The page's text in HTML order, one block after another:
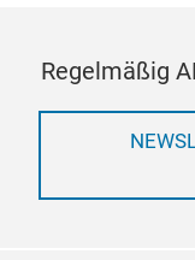
Regelmäßig